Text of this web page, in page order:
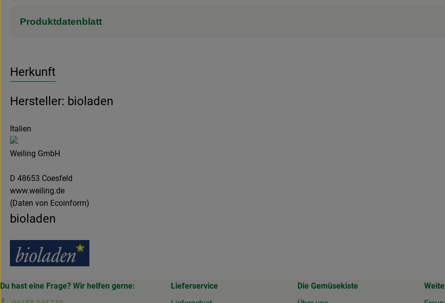
Produktdatenblatt
Herkunft
Hersteller: bioladen
Italien
Weiling GmbH
D 48653 Coesfeld
www.weiling.de
(Daten von Ecoinform)
bioladen
Du hast eine Frage? Wir helfen gerne:
Lieferservice
Die Gemüsekiste